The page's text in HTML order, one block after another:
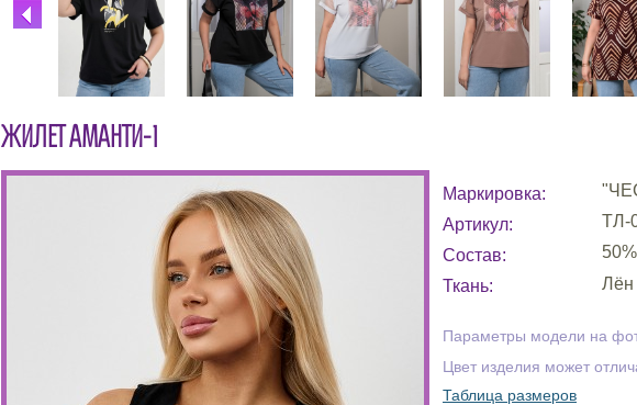
ЖИЛЕТ АМАНТИ-1
Маркировка:
Артикул:
ТЛ-
Состав:
Ткань:
Лён
Параметры модели на
Цвет изделия может
Таблица размеров